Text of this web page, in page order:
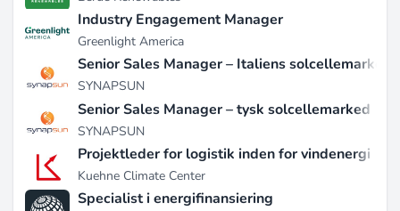
Industry Engagement Manager
Greenlight America
Senior Sales Manager – Italiens solcellemarked
SYNAPSUN
Senior Sales Manager – tysk solcellemarked
SYNAPSUN
Projektleder for logistik inden for vindenergi
Kuehne Climate Center
Specialist i energifinansiering